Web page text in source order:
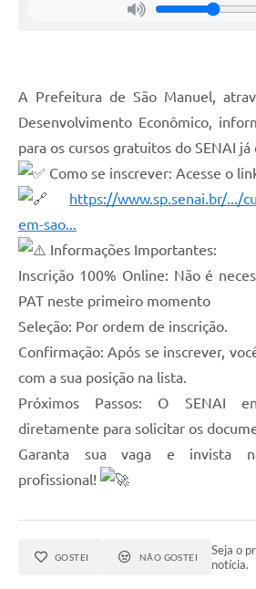
A Prefeitura de São Manuel,
Desenvolvimento Econômico,
para os cursos gratuitos do SENAI já
Como se inscrever: Acesse o
https://www.sp.senai.br/.../
em-sao...
Informações Importantes:
Inscrição 100% Online: Não é
PAT neste primeiro momento
Seleção: Por ordem de inscrição.
Confirmação: Após se inscrever,
com a sua posição na lista.
Próximos Passos: O SENAI
diretamente para solicitar os
Garanta sua vaga e invista
profissional!
GOSTEI NÃO GOSTEI
Seja o
notícia.